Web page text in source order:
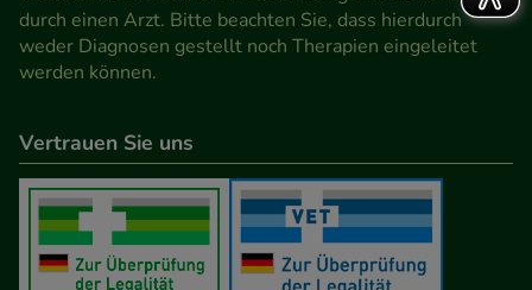
durch einen Arzt. Bitte beachten Sie, dass hierdurch
weder Diagnosen gestellt noch Therapien eingeleitet
werden können.
Vertrauen Sie uns